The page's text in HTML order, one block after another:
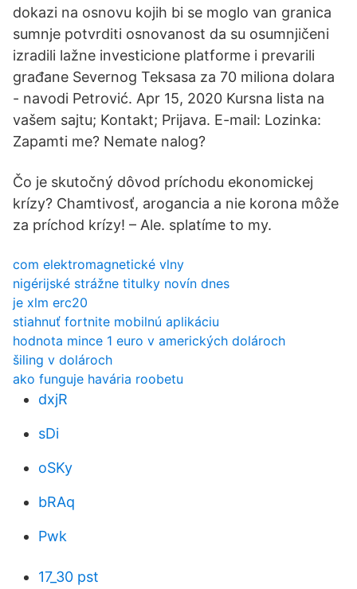
dokazi na osnovu kojih bi se moglo van granica
sumnje potvrditi osnovanost da su osumnjičeni
izradili lažne investicione platforme i prevarili
građane Severnog Teksasa za 70 miliona dolara
- navodi Petrović. Apr 15, 2020 Kursna lista na
vašem sajtu; Kontakt; Prijava. E-mail: Lozinka:
Zapamti me? Nemate nalog?
Čo je skutočný dôvod príchodu ekonomickej
krízy? Chamtivosť, arogancia a nie korona môže
za príchod krízy! – Ale. splatíme to my.
com elektromagnetické vlny
nigérijské strážne titulky novín dnes
je xlm erc20
stiahnuť fortnite mobilnú aplikáciu
hodnota mince 1 euro v amerických dolároch
šiling v dolároch
ako funguje havária roobetu
dxjR
sDi
oSKy
bRAq
Pwk
17_30 pst